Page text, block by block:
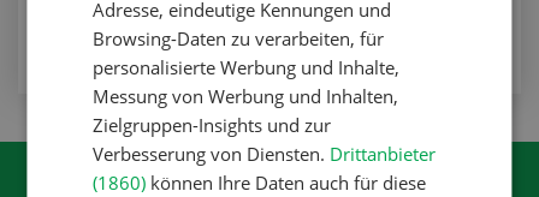
ZUM ARTIKELAdresse, eindeutige Kennungen und
Browsing-Daten zu verarbeiten, für
personalisierte Werbung und Inhalte,
Messung von Werbung und Inhalten,
Zielgruppen-Insights und zur
Verbesserung von Diensten. Drittanbieter
(1860) können Ihre Daten auch für diese